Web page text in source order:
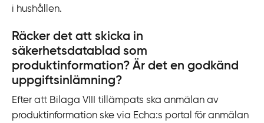
i hushållen.
Räcker det att skicka in
säkerhetsdatablad som
produktinformation? Är det en godkänd
uppgiftsinlämning?
Efter att Bilaga VIII tillämpats ska anmälan av
produktinformation ske via Echa:s portal för anmälan